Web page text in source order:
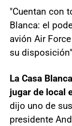
"Cuentan con
Blanca: el
avión Air
su
La Casa
jugar de local
dijo uno de
presidente